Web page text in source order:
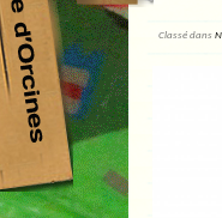
Classé dans